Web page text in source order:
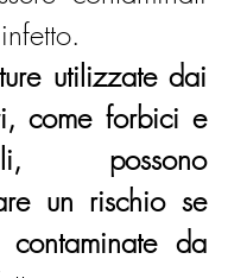
utilizzate dai
come forbici e
possono
un rischio se
contaminate da